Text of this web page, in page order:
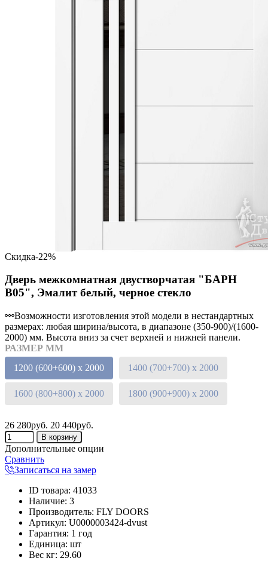
Скидка-22%
Дверь межкомнатная двустворчатая "БАРН
В05", Эмалит белый, черное стекло
Возможности изготовления этой модели в нестандартных
размерах: любая ширина/высота, в диапазоне (350-900)/(1600-
2000) мм. Высота вниз за счет верхней и нижней панели.
РАЗМЕР ММ
1200 (600+600) х 2000
1400 (700+700) х 2000
1600 (800+800) х 2000 1800 (900+900) х 2000
26 280руб. 20 440руб.
Дополнительные опции
Сравнить
Записаться на замер
ID товара: 41033
Наличие: 3
Производитель: FLY DOORS
Артикул: U0000003424-dvust
Гарантия: 1 год
Единица: шт
Вес кг: 29.60